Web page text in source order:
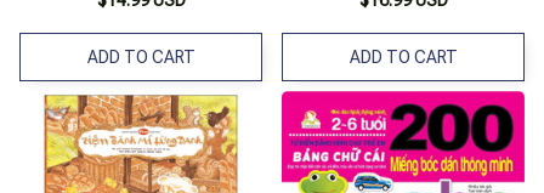
ADD TO CART ADD TO CART